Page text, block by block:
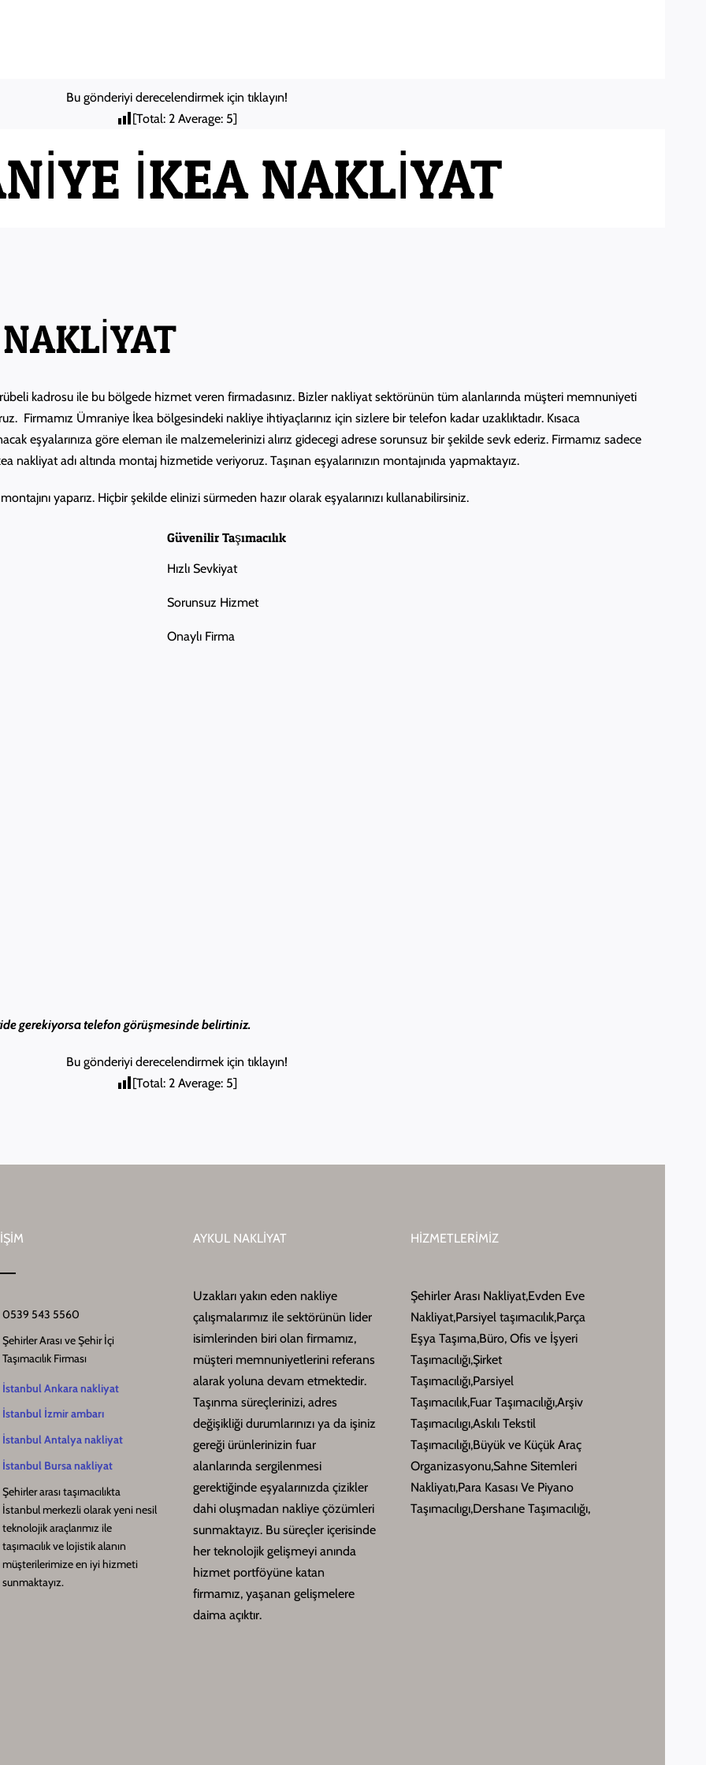
Bu gönderiyi derecelendirmek için tıklayın!
[Total: 2Average: 5]
İKEA NAKLİYAT
kadrosu ile bu bölgede hizmet veren firmadasınız. Bizler nakliyat sektörünün tüm alanlarında müşteri memnuniyeti
Firmamız Ümraniye İkea bölgesindeki nakliye ihtiyaçlarınız için sizlere bir telefon kadar uzaklıktadır. Kısaca
eşyalarınıza göre eleman ile malzemelerinizi alırız gidecegi adrese sorunsuz bir şekilde sevk ederiz. Firmamız sadece
adı altında montaj hizmetide veriyoruz. Taşınan eşyalarınızın montajınıda yapmaktayız.
yaparız. Hiçbir şekilde elinizi sürmeden hazır olarak eşyalarınızı kullanabilirsiniz.
Güvenilir Taşımacılık
Hızlı Sevkiyat
Sorunsuz Hizmet
Onaylı Firma
gerekiyorsa telefon görüşmesinde belirtiniz.
Bu gönderiyi derecelendirmek için tıklayın!
[Total: 2Average: 5]
0539 543 5560
Şehirler Arası ve Şehir İçi
Taşımacılık Firması
İstanbul Ankara nakliyat
İstanbul İzmir ambarı
İstanbul Antalya nakliyat
İstanbul Bursa nakliyat
Şehirler arası taşımacılıkta
İstanbul merkezli olarak yeni nesil
teknolojik araçlarımız ile
taşımacılık ve lojistik alanın
müşterilerimize en iyi hizmeti
sunmaktayız.
AYKUL NAKLİYAT
Uzakları yakın eden nakliye
çalışmalarımız ile sektörünün lider
isimlerinden biri olan firmamız,
müşteri memnuniyetlerini referans
alarak yoluna devam etmektedir.
Taşınma süreçlerinizi, adres
değişikliği durumlarınızı ya da işiniz
gereği ürünlerinizin fuar
alanlarında sergilenmesi
gerektiğinde eşyalarınızda çizikler
dahi oluşmadan nakliye çözümleri
sunmaktayız. Bu süreçler içerisinde
her teknolojik gelişmeyi anında
hizmet portföyüne katan
firmamız, yaşanan gelişmelere
daima açıktır.
HİZMETLERİMİZ
Şehirler Arası Nakliyat,Evden Eve
Nakliyat,Parsiyel taşımacılık,Parça
Eşya Taşıma,Büro, Ofis ve İşyeri
Taşımacılığı,Şirket
Taşımacılığı,Parsiyel
Taşımacılık,Fuar Taşımacılığı,Arşiv
Taşımacılıgı,Askılı Tekstil
Taşımacılığı,Büyük ve Küçük Araç
Organizasyonu,Sahne Sitemleri
Nakliyatı,Para Kasası Ve Piyano
Taşımacılıgı,Dershane Taşımacılığı,